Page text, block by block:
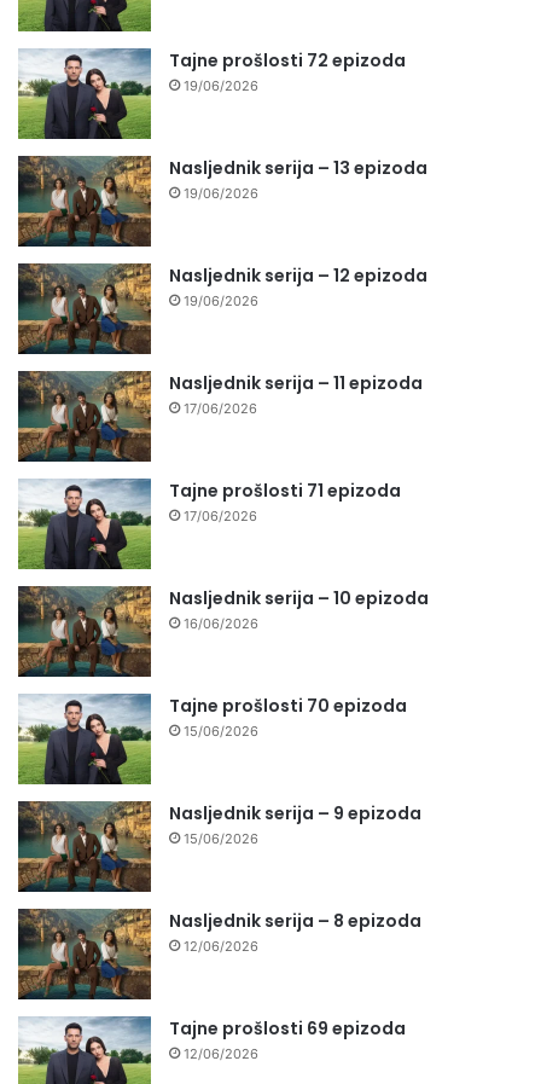
Tajne prošlosti 72 epizoda
19/06/2026
Nasljednik serija – 13 epizoda
19/06/2026
Nasljednik serija – 12 epizoda
19/06/2026
Nasljednik serija – 11 epizoda
17/06/2026
Tajne prošlosti 71 epizoda
17/06/2026
Nasljednik serija – 10 epizoda
16/06/2026
Tajne prošlosti 70 epizoda
15/06/2026
Nasljednik serija – 9 epizoda
15/06/2026
Nasljednik serija – 8 epizoda
12/06/2026
Tajne prošlosti 69 epizoda
12/06/2026